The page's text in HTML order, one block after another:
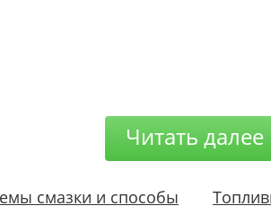
Читать далее
смазки и способы